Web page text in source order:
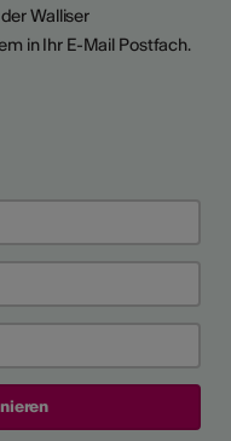
Walliser
in Ihr E-Mail Postfach.